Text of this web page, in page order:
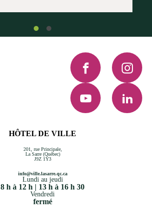
HÔTEL DE VILLE
201, rue Principale,
La Sarre (Québec)
J9Z 1Y3
info@ville.lasarre.qc.ca
Lundi au jeudi
8 h à 12 h | 13 h à 16 h 30
Vendredi
fermé
Facebook
YouTube